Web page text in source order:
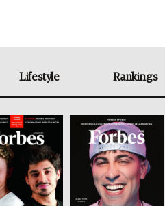
Lifestyle Rankings